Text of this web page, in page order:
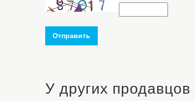
Отправить
У других продавцов